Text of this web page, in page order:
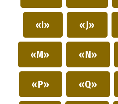
«I» «J»
«M» «N»
«P» «Q»